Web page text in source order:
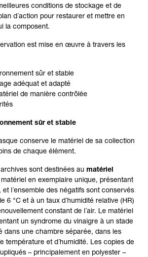
conditions de stockage et de
d´action pour restaurer et mettre en
la composent.
est mise en œuvre à travers les
sûr et stable
adéquat et adapté
de manière contrôlée
sûr et stable
conserve le matériel de sa collection
de chaque élément.
sont destinées au matériel
matériel en exemplaire unique, présentant
l´ensemble des négatifs sont conservés
6 °C et à un taux d´humidité relative (HR)
constant de l´air. Le matériel
un syndrome du vinaigre à un stade
dans une chambre séparée, dans les
température et d´humidité. Les copies de
– principalement en polyester –